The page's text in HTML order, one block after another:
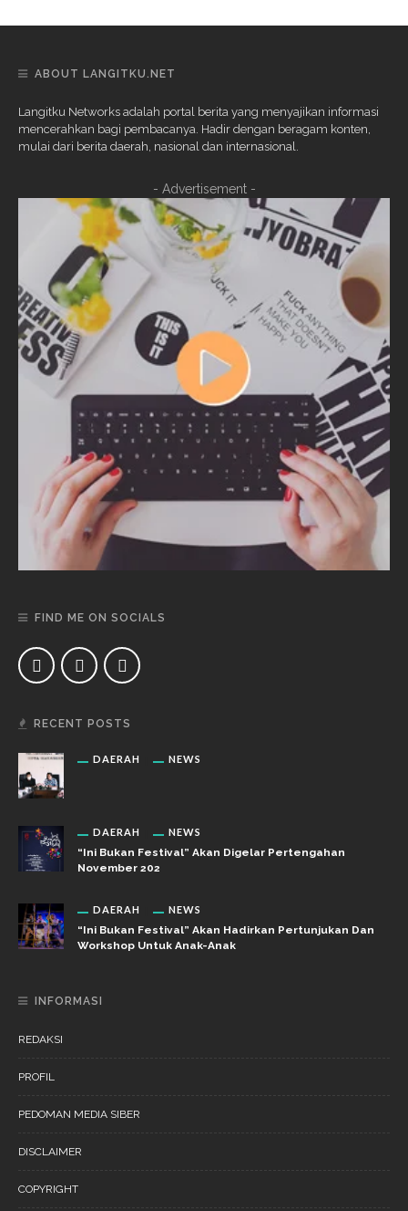
ABOUT LANGITKU.NET
Langitku Networks adalah portal berita yang menyajikan informasi
mencerahkan bagi pembacanya. Hadir dengan beragam konten,
mulai dari berita daerah, nasional dan internasional.
- Advertisement -
FIND ME ON SOCIALS
RECENT POSTS
DAERAH NEWS
DAERAH NEWS
“Ini Bukan Festival” Akan Digelar Pertengahan
November 202
DAERAH NEWS
“Ini Bukan Festival” Akan Hadirkan Pertunjukan Dan
Workshop Untuk Anak-Anak
INFORMASI
REDAKSI
PROFIL
PEDOMAN MEDIA SIBER
DISCLAIMER
COPYRIGHT